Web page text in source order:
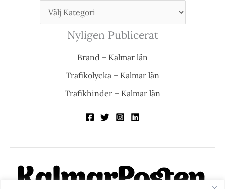
Nyligen Publicerat
Brand – Kalmar län
Trafikolycka – Kalmar län
Trafikhinder – Kalmar län